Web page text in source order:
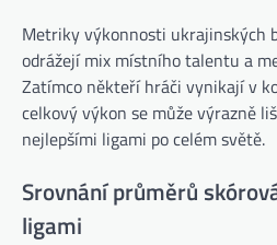
Metriky výkonnosti ukrajinských
odrážejí mix místního talentu a
Zatímco někteří hráči vynikají v
celkový výkon se může výrazně
nejlepšími ligami po celém světě.
Srovnání průměrů
ligami